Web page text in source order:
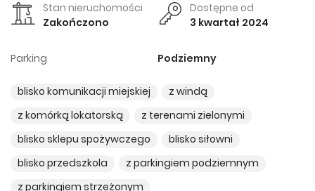
Stan nieruchomości
Zakończono
Dostępne od
3 kwartał 2024
Parking Podziemny
blisko komunikacji miejskiej
z windą
z komórką lokatorską
z terenami zielonymi
blisko sklepu spożywczego
blisko siłowni
blisko przedszkola
z parkingiem podziemnym
z parkingiem strzeżonym